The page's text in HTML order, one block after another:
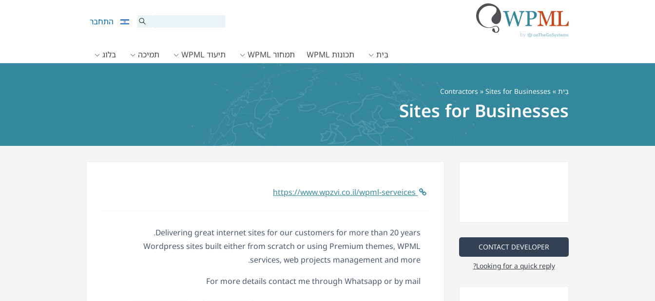
התחבר
בַּיִת תכונות WPML תמחור WPML תיעוד WPML תמיכה בלוג
בַּיִת »
Contractors » Sites for Businesses
Sites for Businesses
CONTACT DEVELOPER
Looking for a quick reply?
Delivering great internet sites for our customers for more than 20 years.
Wordpress sites built either from scratch or using Premium themes, WPML
services, web projects management and more.
For more details contact me through Whatsapp or by mail